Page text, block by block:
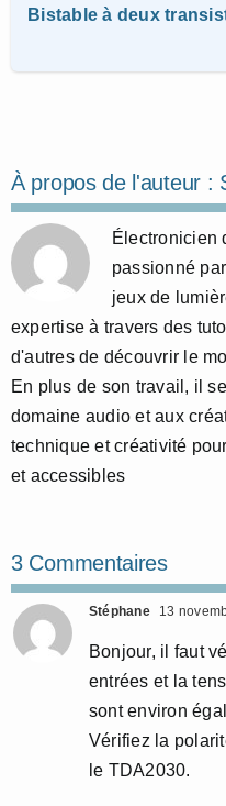
Bistable à deux
À propos de l'auteur :
Électronicien
passionné
jeux de
expertise à travers des
d'autres de découvrir le
En plus de son travail, il
domaine audio et aux
technique et créativité
et accessibles
3 Commentaires
Stéphane 13
Bonjour, il faut
entrées et la
sont environ
Vérifiez la
le TDA2030.